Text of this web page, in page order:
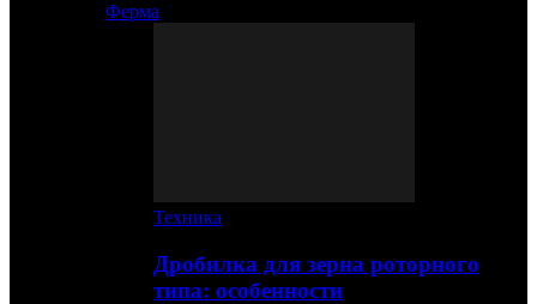
Ферма
Техника
Дробилка для зерна роторного
типа: особенности